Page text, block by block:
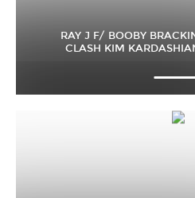
RAY J F/ BOOBY
CLASH KIM